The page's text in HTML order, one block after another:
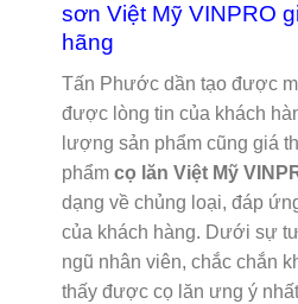
sơn Việt Mỹ VINPRO
hãng
Tấn Phước dần tạo được
được lòng tin của khách
lượng sản phẩm cũng giá
phẩm cọ lăn Việt Mỹ
dạng về chủng loại, đáp
của khách hàng. Dưới sự
ngũ nhân viên, chắc chắn
thấy được cọ lăn ưng ý